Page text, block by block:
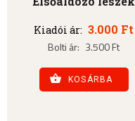
Kiadói ár: 3.000 Ft
Bolti ár: 3.500 Ft
KOSÁRBA